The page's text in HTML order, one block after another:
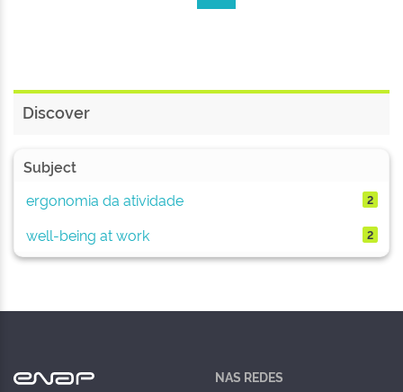
Discover
Subject
ergonomia da atividade
2
well-being at work 2
NAS REDES